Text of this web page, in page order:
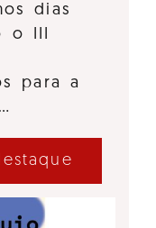
dias
o III
para a